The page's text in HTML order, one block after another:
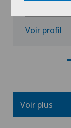
Voir profil
Voir plus